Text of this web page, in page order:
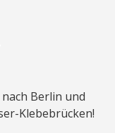
Berlin und
Klebebrücken!